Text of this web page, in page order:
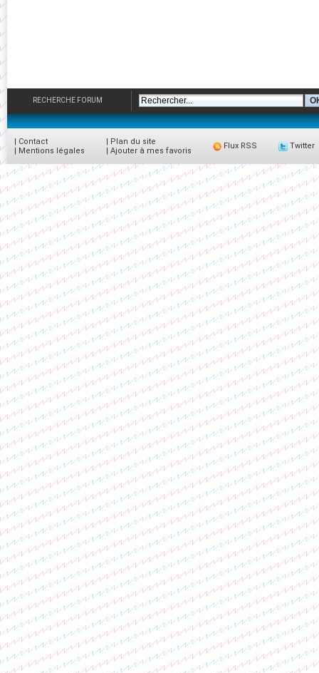
RECHERCHE FORUM
| Contact
| Mentions légales
| Plan du site
| Ajouter à mes favoris
Flux RSS Twitter